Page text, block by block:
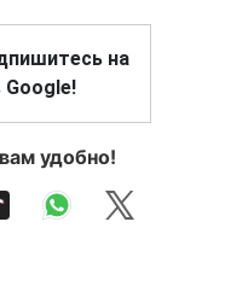
на
удобно!